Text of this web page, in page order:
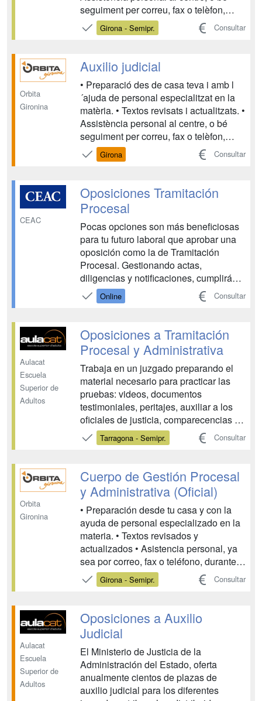
seguiment per correu, fax o telèfon,
durant tot el període de formació,
resolent tots els dubtes que puguin
´autoavaluacions que permeten segu...
Girona - Semipr. Consultar
Orbita
Gironina
Auxilio judicial
• Preparació des de casa teva i amb l
´ajuda de personal especialitzat en la
matèria. • Textos revisats i actualitzats. •
Assistència personal al centre, o bé
seguiment per correu, fax o telèfon,
durant tot el període de formació,
resolent tots els dubtes que puguin
´autoavaluacions que permeten segu...
Girona Consultar
CEAC
Oposiciones Tramitación
Procesal
Pocas opciones son más beneficiosas
para tu futuro laboral que aprobar una
oposición como la de Tramitación
Procesal. Gestionando actas,
diligencias y notificaciones, cumplirás
tu vocación de prestar apoyo a la
ciudadanía en aspectos fundamentales
tiempo disfrutas de estabilidad laboral y
un buen salario. ¿Prep...
Online Consultar
Aulacat
Escuela
Superior de
Adultos
Oposiciones a Tramitación
Procesal y Administrativa
Trabaja en un juzgado preparando el
material necesario para practicar las
pruebas: videos, documentos
testimoniales, peritajes, auxiliar a los
oficiales de justicia, comparecencias y
declaraciones a los testigos y las partes
del proceso. Corresponde al Cuerpo de
colaborar con la actividad procesal de
nivel s...
Tarragona - Semipr. Consultar
Orbita
Gironina
Cuerpo de Gestión Procesal
y Administrativa (Oficial)
• Preparación desde tu casa y con la
ayuda de personal especializado en la
materia. • Textos revisados y
actualizados • Asistencia personal, ya
sea por correo, fax o teléfono, durante
todo el periodo que duren los estudios,
resolviendo todas las dudas que
Cada unidad didáctica dispone de auto-
evaluacione...
Girona - Semipr. Consultar
Aulacat
Escuela
Superior de
Adultos
Oposiciones a Auxilio
Judicial
El Ministerio de Justicia de la
Administración del Estado, oferta
anualmente cientos de plazas de
auxilio judicial para los diferentes